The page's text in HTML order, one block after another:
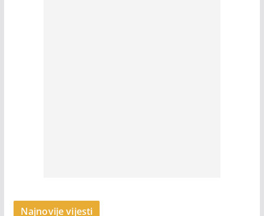
Najnovije vijesti